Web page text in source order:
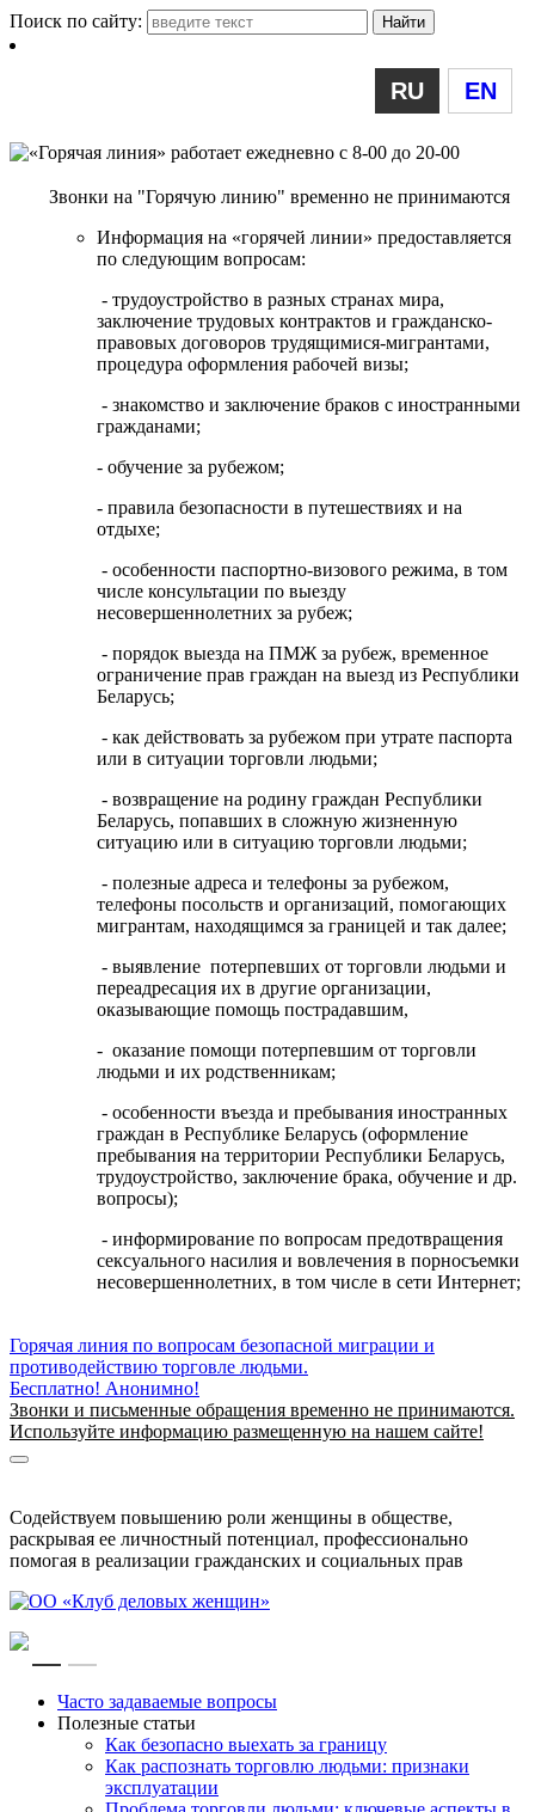
Поиск по сайту:
RU EN
Звонки на "Горячую линию" временно не принимаются
Информация на «горячей линии» предоставляется
по следующим вопросам:
- трудоустройство в разных странах мира,
заключение трудовых контрактов и гражданско-
правовых договоров трудящимися-мигрантами,
процедура оформления рабочей визы;
- знакомство и заключение браков с иностранными
гражданами;
- обучение за рубежом;
- правила безопасности в путешествиях и на
отдыхе;
- особенности паспортно-визового режима, в том
числе консультации по выезду
несовершеннолетних за рубеж;
- порядок выезда на ПМЖ за рубеж, временное
ограничение прав граждан на выезд из Республики
Беларусь;
- как действовать за рубежом при утрате паспорта
или в ситуации торговли людьми;
- возвращение на родину граждан Республики
Беларусь, попавших в сложную жизненную
ситуацию или в ситуацию торговли людьми;
- полезные адреса и телефоны за рубежом,
телефоны посольств и организаций, помогающих
мигрантам, находящимся за границей и так далее;
- выявление потерпевших от торговли людьми и
переадресация их в другие организации,
оказывающие помощь пострадавшим,
- оказание помощи потерпевшим от торговли
людьми и их родственникам;
- особенности въезда и пребывания иностранных
граждан в Республике Беларусь (оформление
пребывания на территории Республики Беларусь,
трудоустройство, заключение брака, обучение и др.
вопросы);
- информирование по вопросам предотвращения
сексуального насилия и вовлечения в порносъемки
несовершеннолетних, в том числе в сети Интернет;
Горячая линия по вопросам безопасной миграции и
противодействию торговле людьми.
Бесплатно! Анонимно!
Звонки и письменные обращения временно не принимаются.
Используйте информацию размещенную на нашем сайте!
Содействуем повышению роли женщины в обществе,
раскрывая ее личностный потенциал, профессионально
помогая в реализации гражданских и социальных прав
RUEN
Часто задаваемые вопросы
Полезные статьи
Как безопасно выехать за границу
Как распознать торговлю людьми: признаки
эксплуатации